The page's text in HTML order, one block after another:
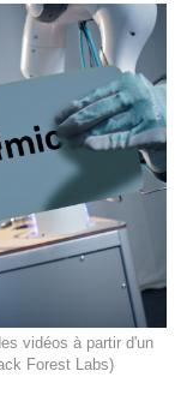
vidéos à partir d'un
Forest Labs)